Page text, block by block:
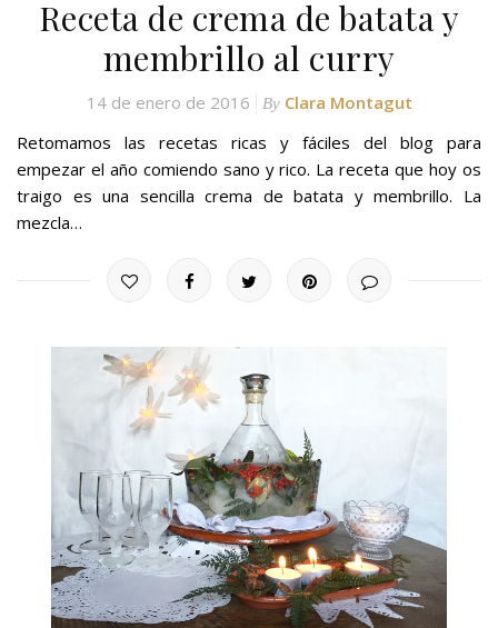
Receta de crema de batata y
membrillo al curry
14 de enero de 2016 By Clara Montagut
Retomamos las recetas ricas y fáciles del blog para
empezar el año comiendo sano y rico. La receta que hoy os
traigo es una sencilla crema de batata y membrillo. La
mezcla…